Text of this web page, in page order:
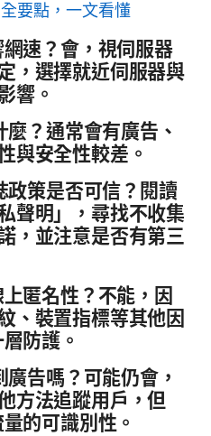
要點，一文看懂
速？會，視伺服器
，選擇就近伺服器與
響。
？通常會有廣告、
與安全性較差。
政策是否可信？閱讀
聲明」，尋找不收集
，並注意是否有第三
匿名性？不能，因
、裝置指標等其他因
防護。
告嗎？可能仍會，
方法追蹤用戶，但
的可識別性。